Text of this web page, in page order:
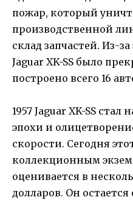
пожар, который
производственной
склад запчастей. Из-
Jaguar XK-SS было
построено всего 16
1957 Jaguar XK-SS
эпохи и
скорости. Сегодня
коллекционным
оценивается в
долларов. Он